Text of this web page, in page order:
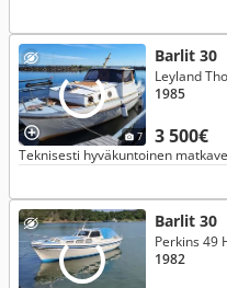
7
Barlit 30
3 500€
Leyland
1985
Teknisesti hyväkuntoinen
Barlit 30
Perkins 49
1982